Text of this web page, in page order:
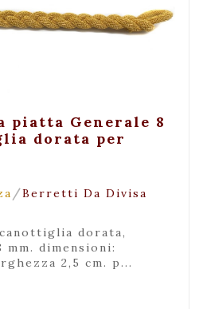
+ Visualizza
piatta Generale 8
dorata per
/Berretti Da Divisa
dimensioni:
2,5 cm. p...